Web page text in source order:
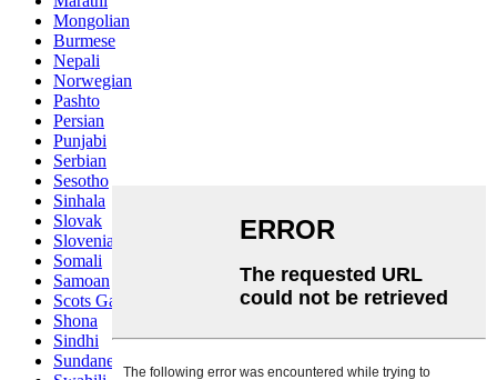
Mongolian
Burmese
Nepali
Norwegian
Pashto
Persian
Punjabi
Serbian
Sesotho
Sinhala
Slovak
Slovenian
Somali
Samoan
Scots Gaelic
Shona
Sindhi
Sundanese